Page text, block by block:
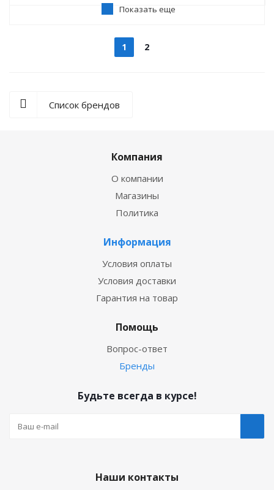
Показать еще
1 2
Список брендов
Компания
О компании
Магазины
Политика
Информация
Условия оплаты
Условия доставки
Гарантия на товар
Помощь
Вопрос-ответ
Бренды
Будьте всегда в курсе!
Наши контакты